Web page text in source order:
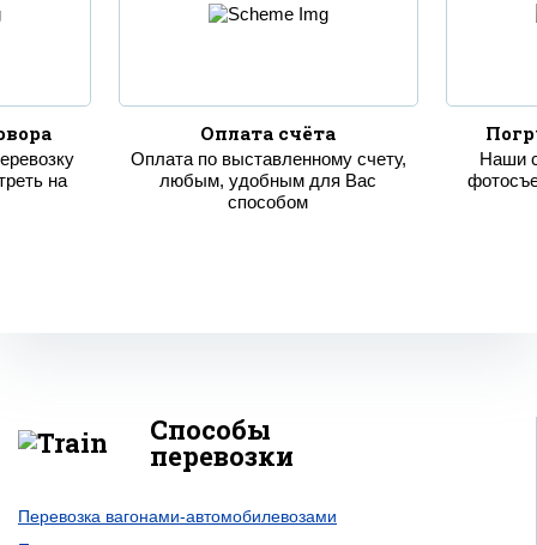
на
Оплата счёта
Оплата по выставленному счету,
любым, удобным для Вас
способом
Наши
Способы
перевозки
Перевозка вагонами-автомобилевозами